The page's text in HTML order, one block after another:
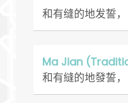
和有缝的地发誓，
Ma Jian
和有縫的地發誓，